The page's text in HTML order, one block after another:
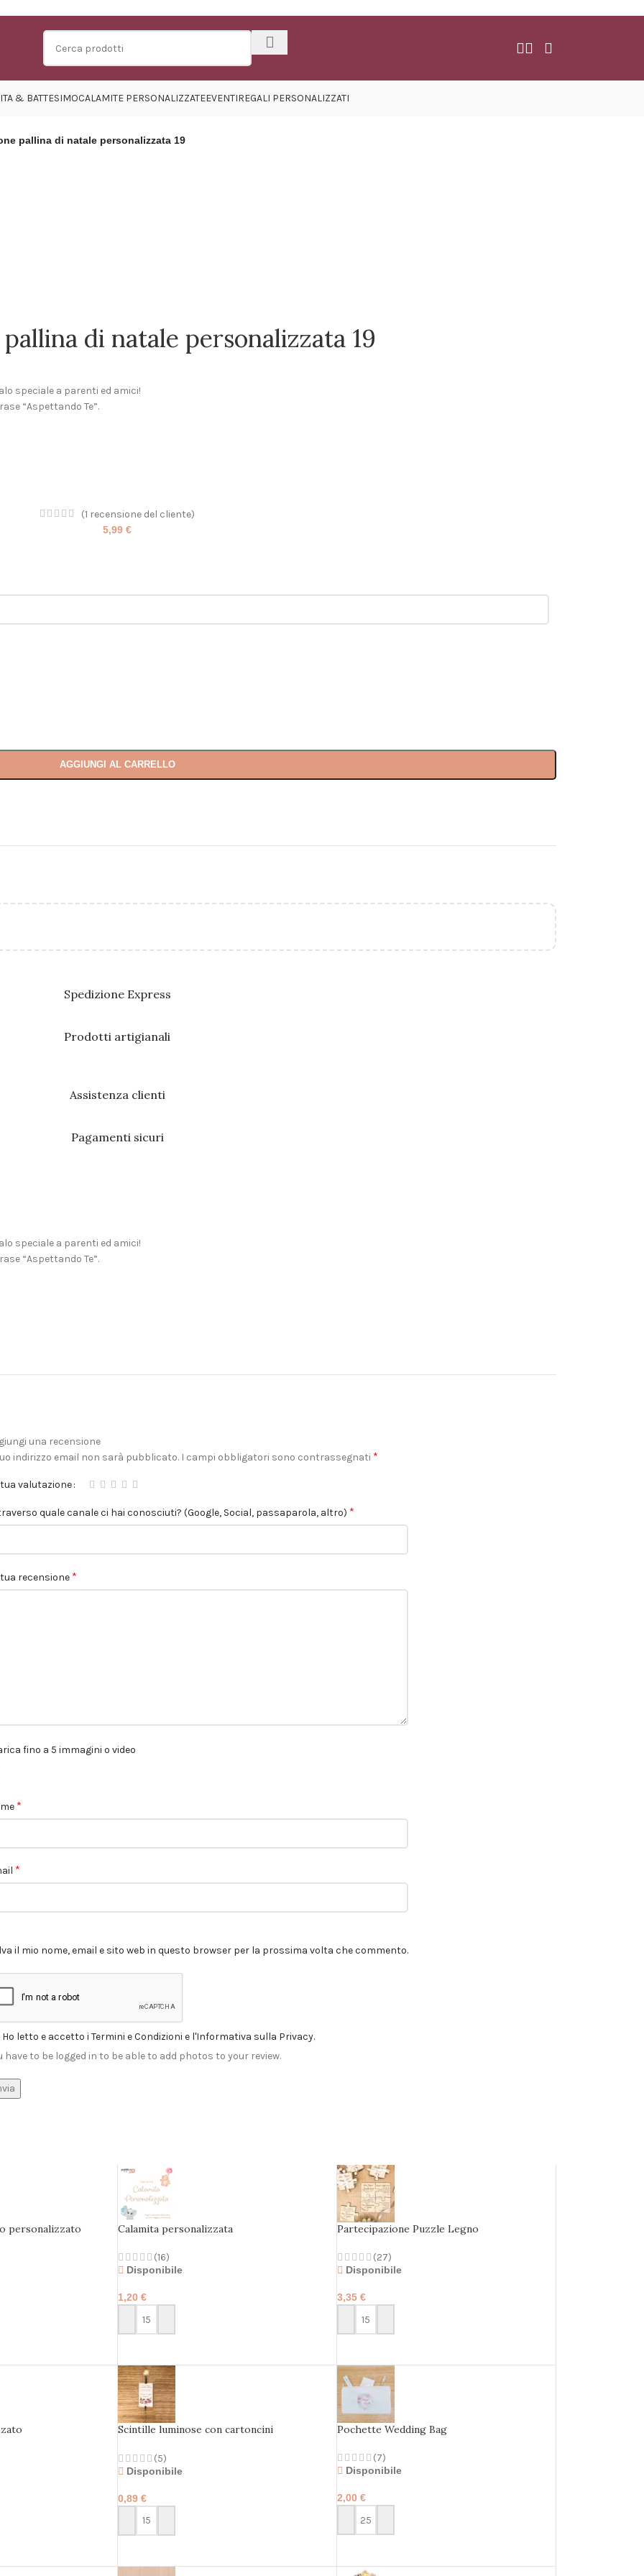
& BATTESIMOCALAMITE PERSONALIZZATEEVENTIREGALI PERSONALIZZATI
pallina di natale personalizzata 19
di natale personalizzata 19
speciale a parenti ed amici!
“Aspettando Te”.
(1 recensione del cliente)
5,99 €
AGGIUNGI AL CARRELLO
Spedizione Express
Prodotti artigianali
Assistenza clienti
Pagamenti sicuri
speciale a parenti ed amici!
“Aspettando Te”.
una recensione
indirizzo email non sarà pubblicato. I campi obbligatori sono contrassegnati *
tua valutazione
quale canale ci hai conosciuti? (Google, Social, passaparola, altro) *
tua recensione *
fino a 5 immagini o video
*
*
il mio nome, email e sito web in questo browser per la prossima volta che commento.
Ho letto e accetto i Termini e Condizioni e l'Informativa sulla Privacy.
have to be logged in to be able to add photos to your review.
personalizzato Calamita personalizzata
(16)
Disponibile
1,20 €
Partecipazione Puzzle Legno
(27)
Disponibile
3,35 €
Scintille luminose con cartoncini
(5)
Disponibile
0,89 €
Pochette Wedding Bag
(7)
Disponibile
2,00 €